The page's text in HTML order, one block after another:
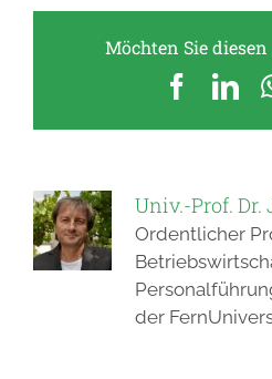
Möchten Sie
Univ.-Prof. Dr.
Ordentlicher
der